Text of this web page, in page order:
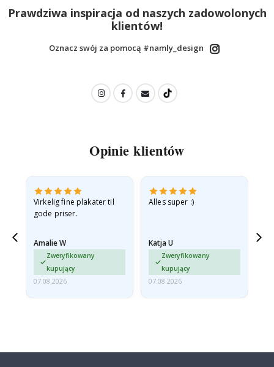
Prawdziwa inspiracja od naszych zadowolonych
klientów!
Oznacz swój za pomocą #namly_design
Opinie klientów
Virkelig fine plakater til
gode priser.
Amalie W
Zweryfikowany
kupujący
07.08.2026
Alles super :)
Katja U
Zweryfikowany
kupujący
07.08.2026